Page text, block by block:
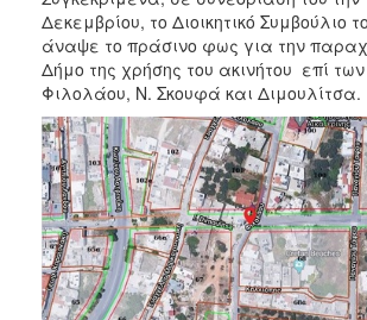
Δεκεμβρίου, το Διοικητικό Συμβούλιο
άναψε το πράσινο φως για την
Δήμο της χρήσης του ακινήτου επί
Φιλολάου, Ν. Σκουφά και Διμουλίτσα.